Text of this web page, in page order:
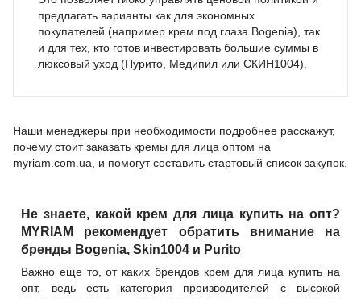
предлагать варианты как для экономных
покупателей (например крем под глаза Bogenia), так
и для тех, кто готов инвестировать большие суммы в
люксовый уход (Пурито, Медипил или СКИН1004).
Наши менеджеры при необходимости подробнее расскажут,
почему стоит заказать кремы для лица оптом на
myriam.com.ua, и помогут составить стартовый список закупок.
Не знаете, какой крем для лица купить на опт?
MYRIAM рекомендует обратить внимание на
бренды Bogenia, Skin1004 и Purito
Важно еще то, от каких брендов крем для лица купить на
опт, ведь есть категория производителей с высокой